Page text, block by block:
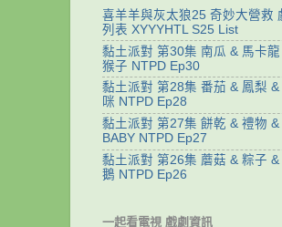
喜羊羊與灰太狼25 奇妙大營救
列表 XYYYHTL S25 List
黏土派對 第30集 南瓜 & 馬卡
猴子 NTPD Ep30
黏土派對 第28集 番茄 & 鳳梨 &
咪 NTPD Ep28
黏土派對 第27集 餅乾 & 禮物 &
BABY NTPD Ep27
黏土派對 第26集 蘑菇 & 粽子 &
鵝 NTPD Ep26
一起看電視 戲劇資訊